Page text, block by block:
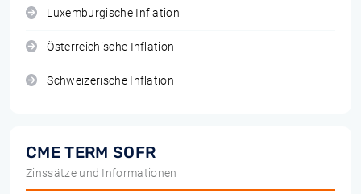
Luxemburgische Inflation
Österreichische Inflation
Schweizerische Inflation
CME TERM SOFR
Zinssätze und Informationen